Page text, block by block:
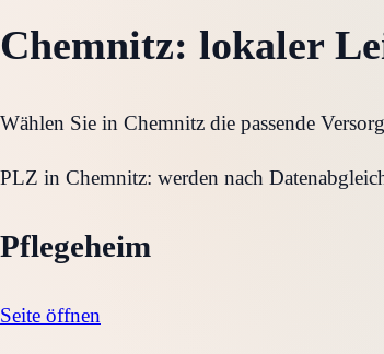
Chemnitz: lokaler
Wählen Sie in Chemnitz die passende
PLZ in Chemnitz: werden nach
Pflegeheim
Seite öffnen